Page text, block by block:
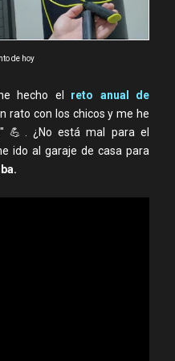
de hoy
hecho el reto anual de
rato con los chicos y me he
💪. ¿No está mal para el
ido al garaje de casa para